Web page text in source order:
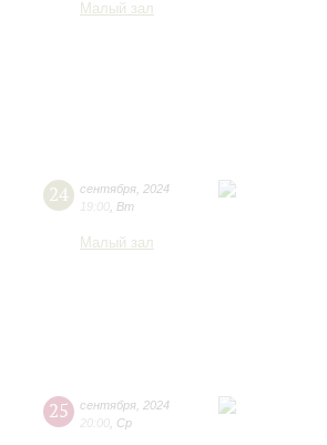
Малый зал
24 сентября 2024
19:00 Вт
Малый зал
25 сентября 2024
20:00 Ср